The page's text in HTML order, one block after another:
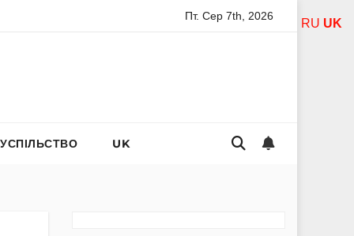
богородиці за дітей: слова захисту і материнського
Пт. Сер 7th, 2026
UK
RU UK